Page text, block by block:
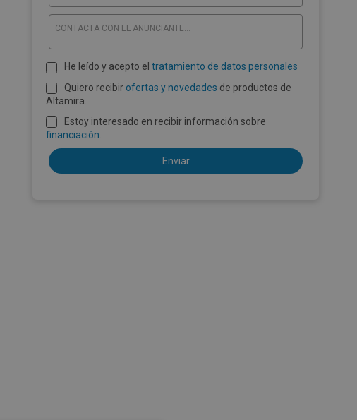
CONTACTA CON EL ANUNCIANTE...
He leído y acepto el tratamiento de datos personales
Quiero recibir ofertas y novedades de productos de
Altamira.
Estoy interesado en recibir información sobre
financiación.